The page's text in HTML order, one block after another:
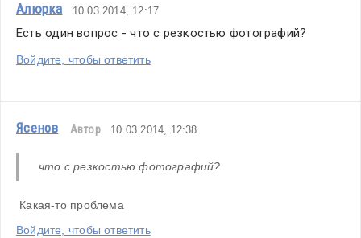
Алюрка 10.03.2014, 12:17
Есть один вопрос - что с резкостью фотографий?
Войдите, чтобы ответить
Ясенов Автор 10.03.2014, 12:38
что с резкостью фотографий?
Какая-то проблема
Войдите, чтобы ответить